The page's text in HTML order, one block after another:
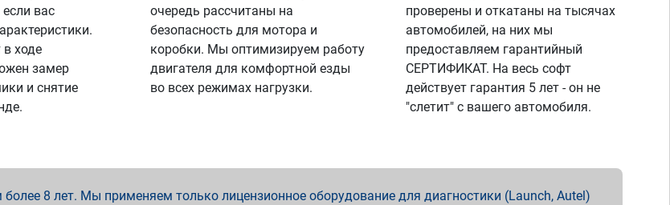
вас
ходе
замер
и снятие
очередь рассчитаны на
безопасность для мотора и
коробки. Мы оптимизируем работу
двигателя для комфортной езды
во всех режимах нагрузки.
проверены и откатаны на тысячах
автомобилей, на них мы
предоставляем гарантийный
СЕРТИФИКАТ. На весь софт
действует гарантия 5 лет - он не
"слетит" с вашего автомобиля.
8 лет. Мы применяем только лицензионное оборудование для диагностики (Launch, Autel)